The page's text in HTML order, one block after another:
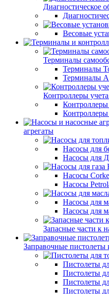
Диагностическое
Весовые
Терминалы
Терминалы
Терминалы
Контроллеры
Контроллеры
агрегаты
Насосы для
Насосы для
Насосы
Насосы
Насосы для
Насосы для
Запасные части к
Заправочные
Пистолеты
Пистолеты
Пистолеты
Пистолеты